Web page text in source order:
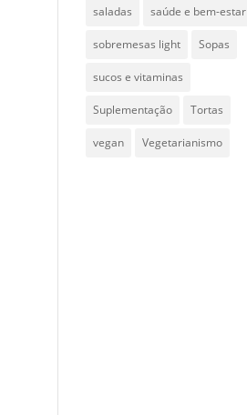
saladas saúde e bem-estar
sobremesas light Sopas
sucos e vitaminas
Suplementação Tortas
vegan Vegetarianismo